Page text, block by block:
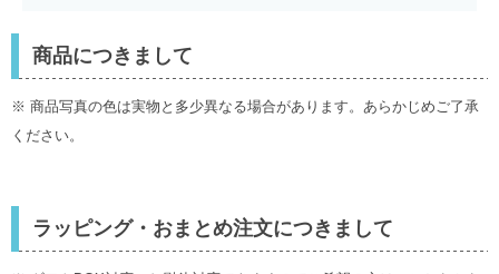
商品につきまして
※ 商品写真の色は実物と多少異なる場合があります。あらかじめご了承
ください。
ラッピング・おまとめ注文につきまして